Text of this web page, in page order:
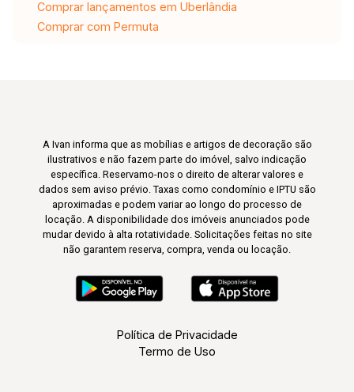
Comprar lançamentos em Uberlândia
Comprar com Permuta
A Ivan informa que as mobílias e artigos de decoração são
ilustrativos e não fazem parte do imóvel, salvo indicação
específica. Reservamo-nos o direito de alterar valores e
dados sem aviso prévio. Taxas como condomínio e IPTU são
aproximadas e podem variar ao longo do processo de
locação. A disponibilidade dos imóveis anunciados pode
mudar devido à alta rotatividade. Solicitações feitas no site
não garantem reserva, compra, venda ou locação.
Política de Privacidade
Termo de Uso